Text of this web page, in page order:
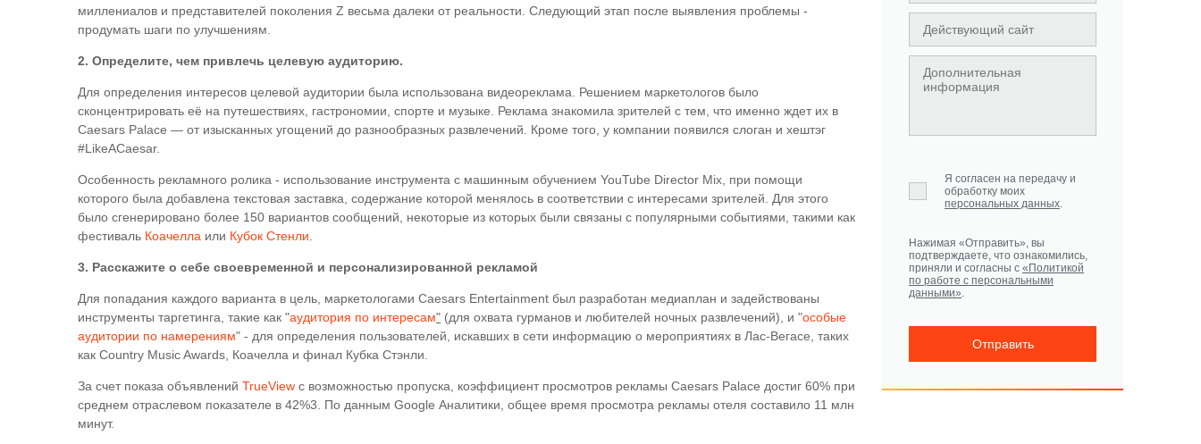
миллениалов и представителей поколения Z весьма далеки от реальности. Следующий этап после выявления проблемы -
продумать шаги по улучшениям.
2. Определите, чем привлечь целевую аудиторию.
Для определения интересов целевой аудитории была использована видеореклама. Решением маркетологов было
сконцентрировать её на путешествиях, гастрономии, спорте и музыке. Реклама знакомила зрителей с тем, что именно ждет их в
Caesars Palace — от изысканных угощений до разнообразных развлечений. Кроме того, у компании появился слоган и хештэг
#LikeACaesar.
Особенность рекламного ролика - использование инструмента с машинным обучением YouTube Director Mix, при помощи
которого была добавлена текстовая заставка, содержание которой менялось в соответствии с интересами зрителей. Для этого
было сгенерировано более 150 вариантов сообщений, некоторые из которых были связаны с популярными событиями, такими как
фестиваль Коачелла или Кубок Стенли
3. Расскажите о себе своевременной и персонализированной рекламой
Для попадания каждого варианта в цель, маркетологами Caesars Entertainment был разработан медиаплан и задействованы
инструменты таргетинга, такие как "аудитория по интересам" (для охвата гурманов и любителей ночных развлечений), и "особые
аудитории по намерениям" - для определения пользователей, искавших в сети информацию о мероприятиях в Лас-Вегасе, таких
как Country Music Awards, Коачелла и финал Кубка Стэнли.
За счет показа объявлений TrueView с возможностью пропуска, коэффициент просмотров рекламы Caesars Palace достиг 60% при
среднем отраслевом показателе в 42%3. По данным Google Аналитики, общее время просмотра рекламы отеля составило 11 млн
минут.
Я согласен на передачу и
обработку моих
персональных данных.
Нажимая «Отправить», вы
подтверждаете, что ознакомились,
приняли и согласны с «Политикой
по работе с персональными
данными».
Отправить